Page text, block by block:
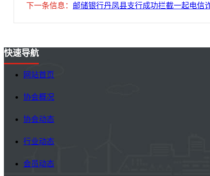
下一条信息： 邮储银行丹凤县支行成功拦截一起电信
快速导航
网站首页
协会概况
协会动态
行业动态
会员动态